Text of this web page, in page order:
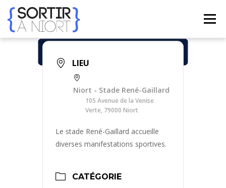
contenu
Menu
CONTACT
FRENCH ▼
LIEU
Niort - Stade René-Gaillard
105 Avenue de la Venise
Verte, 79000 Niort
Le stade René-Gaillard accueille
diverses manifestations sportives.
CATÉGORIE